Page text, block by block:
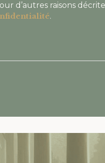
d’autres raisons
.